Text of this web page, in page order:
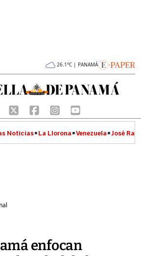
26.1°C | PANAMÁ
Noticias La Llorona Venezuela José
enfocan